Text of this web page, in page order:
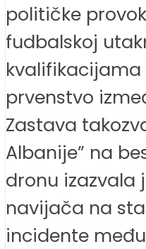
političke
fudbalskoj
kvalifikacijama
prvenstvo
Zastava
Albanije” na
dronu izazvala
navijača na
incidente